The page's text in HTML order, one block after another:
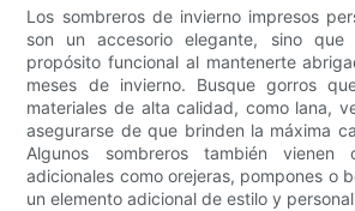
Los sombreros de invierno impresos
son un accesorio elegante, sino que
propósito funcional al mantenerte
meses de invierno. Busque gorros
materiales de alta calidad, como lana,
asegurarse de que brinden la máxima
Algunos sombreros también vienen
adicionales como orejeras, pompones o
un elemento adicional de estilo y